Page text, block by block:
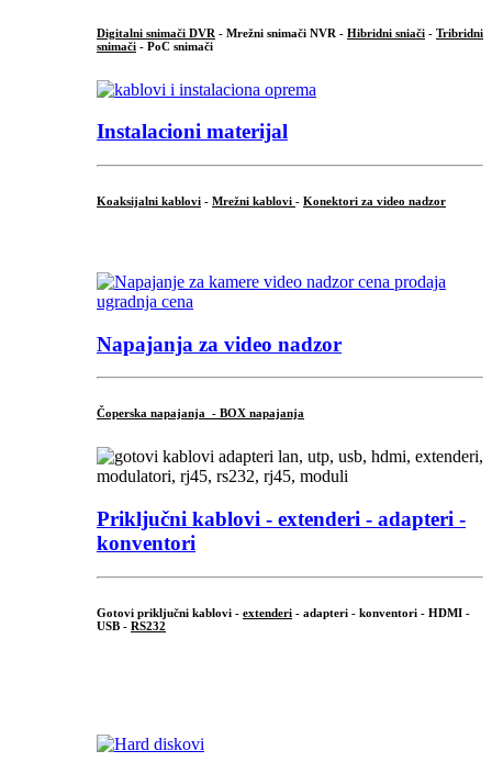
Digitalni snimači DVR - Mrežni snimači NVR - Hibridni sniači - Tribridni
snimači - PoC snimači
Instalacioni materijal
Koaksijalni kablovi - Mrežni kablovi - Konektori za video nadzor
Napajanja za video nadzor
Čoperska napajanja - BOX napajanja
Priključni kablovi - extenderi - adapteri -
konventori
Gotovi priključni kablovi - extenderi - adapteri - konventori - HDMI -
USB - RS232